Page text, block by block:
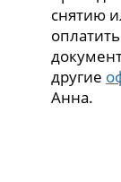
снятию
другие
Анна.